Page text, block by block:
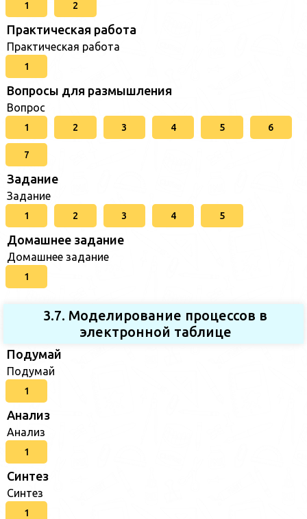
1 2
Практическая работа
Практическая работа
1
Вопросы для размышления
Вопрос
1 2 3 4 5 6
7
Задание
Задание
1 2 3 4 5
Домашнее задание
Домашнее задание
1
3.7. Моделирование процессов в
электронной таблице
Подумай
Подумай
1
Анализ
Анализ
1
Синтез
Синтез
1